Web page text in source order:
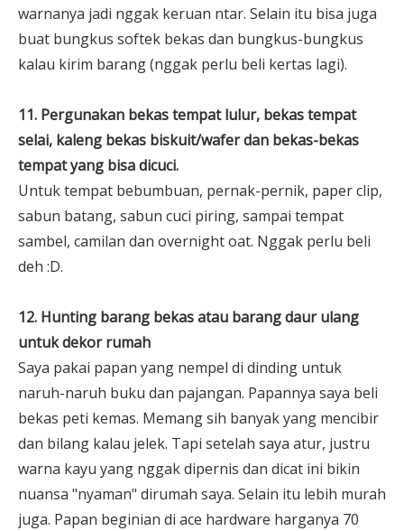
warnanya jadi nggak keruan ntar. Selain itu bisa juga
buat bungkus softek bekas dan bungkus-bungkus
kalau kirim barang (nggak perlu beli kertas lagi).
11. Pergunakan bekas tempat lulur, bekas tempat
selai, kaleng bekas biskuit/wafer dan bekas-bekas
tempat yang bisa dicuci.
Untuk tempat bebumbuan, pernak-pernik, paper clip,
sabun batang, sabun cuci piring, sampai tempat
sambel, camilan dan overnight oat. Nggak perlu beli
deh :D.
12. Hunting barang bekas atau barang daur ulang
untuk dekor rumah
Saya pakai papan yang nempel di dinding untuk
naruh-naruh buku dan pajangan. Papannya saya beli
bekas peti kemas. Memang sih banyak yang mencibir
dan bilang kalau jelek. Tapi setelah saya atur, justru
warna kayu yang nggak dipernis dan dicat ini bikin
nuansa "nyaman" dirumah saya. Selain itu lebih murah
juga. Papan beginian di ace hardware harganya 70